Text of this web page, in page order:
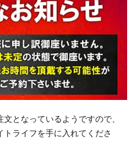
となっているようですので、
ライフを手に入れてくださ